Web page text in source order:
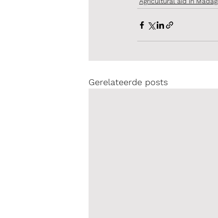
Gerelateerde posts